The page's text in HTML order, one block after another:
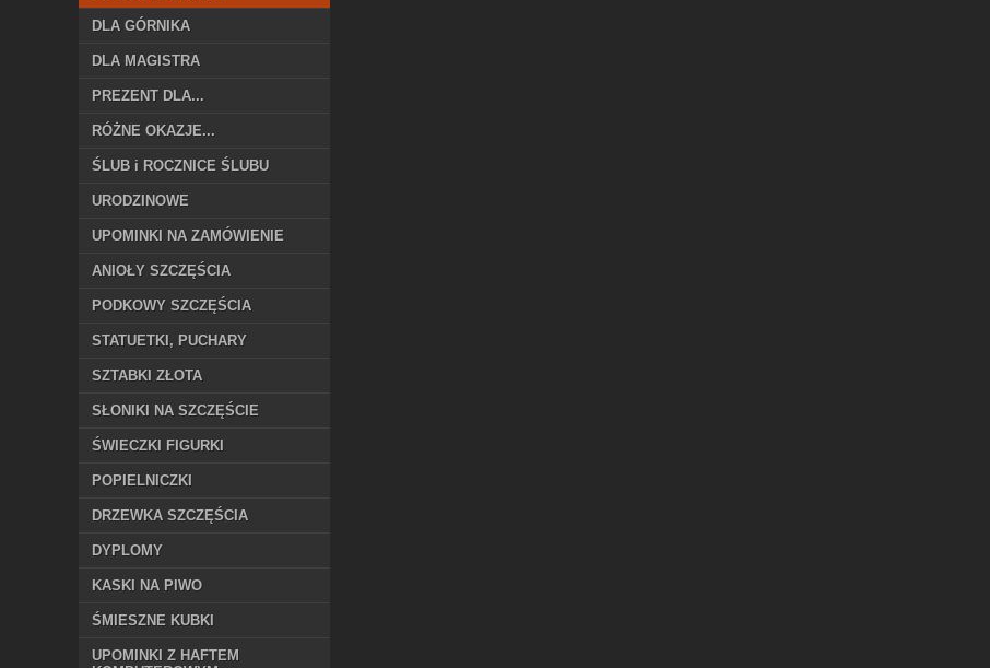
DLA GÓRNIKA
DLA MAGISTRA
PREZENT DLA...
RÓŻNE OKAZJE...
ŚLUB i ROCZNICE ŚLUBU
URODZINOWE
UPOMINKI NA ZAMÓWIENIE
ANIOŁY SZCZĘŚCIA
PODKOWY SZCZĘŚCIA
STATUETKI, PUCHARY
SZTABKI ZŁOTA
SŁONIKI NA SZCZĘŚCIE
ŚWIECZKI FIGURKI
POPIELNICZKI
DRZEWKA SZCZĘŚCIA
DYPLOMY
KASKI NA PIWO
ŚMIESZNE KUBKI
UPOMINKI Z HAFTEM